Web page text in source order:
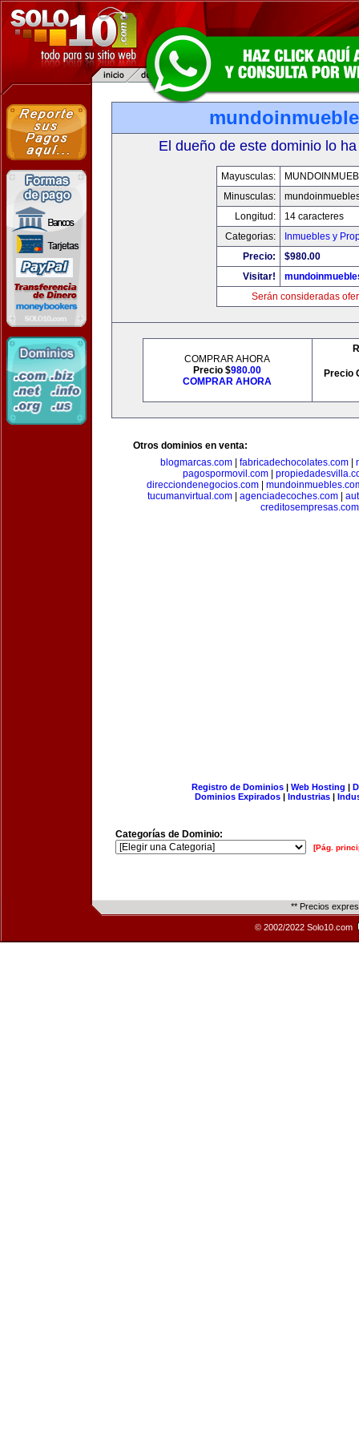
El dueño de este dominio lo
Mayusculas:
Minusculas:
Longitud:
14 caracteres
Categorias:
Inmuebles y
Precio:
$980.00
Visitar!
Serán consideradas
COMPRAR AHORA
Precio $980.00
COMPRAR AHORA
Precio
Otros dominios en venta:
blogmarcas.com
fabricadechocolates.com
pagospormovil.com
direcciondenegocios.com
tucumanvirtual.com| agenciadecoches.com|
creditosempresas.com
Registro de Dominios| Web Hosting |
Dominios Expirados | Industrias |
Categorías de Dominio:
[Pág.
** Precios
© 2002/2022 Solo10.com